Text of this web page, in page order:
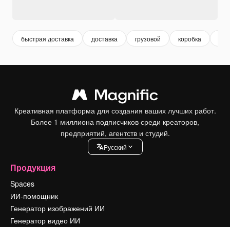
быстрая доставка доставка грузовой коробка
Креативная платформа для создания ваших лучших работ.
Более 1 миллиона подписчиков среди креаторов,
предприятий, агентств и студий.
Pусский
Продукция
Spaces
ИИ-помощник
Генератор изображений ИИ
Генератор видео ИИ